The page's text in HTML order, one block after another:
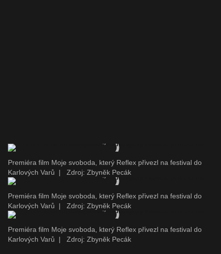
Premiéra film Moje svoboda, který Reflex přivezl na festival do
Karlových Varů
| Zdroj: Zbyněk Pecák
Premiéra film Moje svoboda, který Reflex přivezl na festival do
Karlových Varů
| Zdroj: Zbyněk Pecák
Premiéra film Moje svoboda, který Reflex přivezl na festival do
Karlových Varů
| Zdroj: Zbyněk Pecák